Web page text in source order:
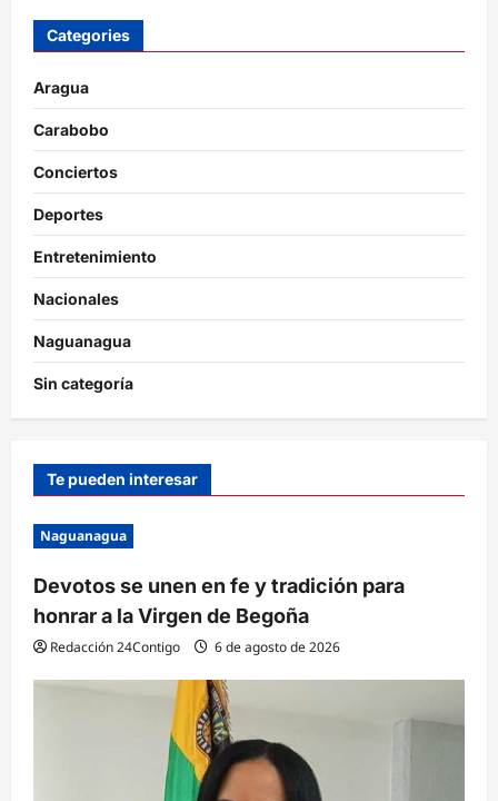
Categories
Aragua
Carabobo
Conciertos
Deportes
Entretenimiento
Nacionales
Naguanagua
Sin categoría
Te pueden interesar
Naguanagua
Devotos se unen en fe y tradición para
honrar a la Virgen de Begoña
Redacción 24Contigo 6 de agosto de 2026